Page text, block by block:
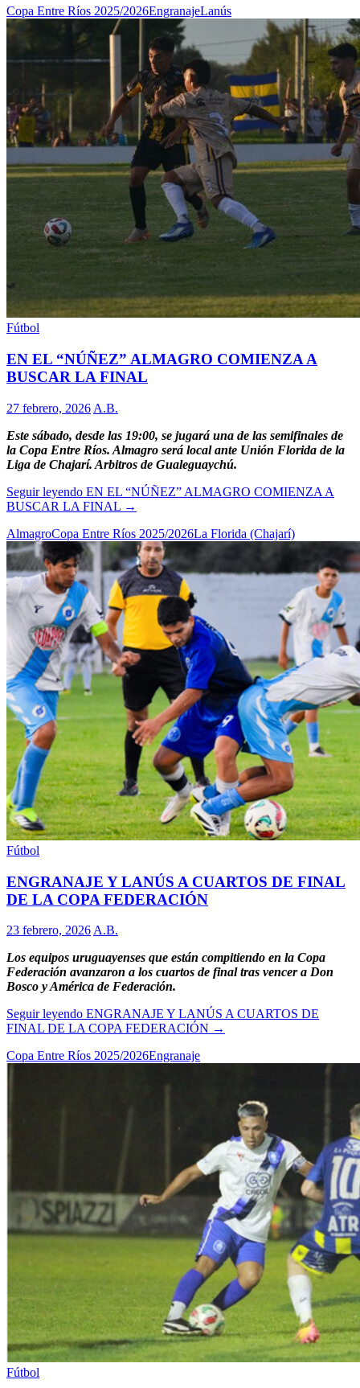
Copa Entre Ríos 2025/2026EngranajeLanús
Fútbol
EN EL “NÚÑEZ” ALMAGRO COMIENZA A
BUSCAR LA FINAL
27 febrero, 2026 A.B.
Este sábado, desde las 19:00, se jugará una de las semifinales de
la Copa Entre Ríos. Almagro será local ante Unión Florida de la
Liga de Chajarí. Arbitros de Gualeguaychú.
Seguir leyendo EN EL “NÚÑEZ” ALMAGRO COMIENZA A
BUSCAR LA FINAL →
AlmagroCopa Entre Ríos 2025/2026La Florida (Chajarí)
Fútbol
ENGRANAJE Y LANÚS A CUARTOS DE FINAL
DE LA COPA FEDERACIÓN
23 febrero, 2026 A.B.
Los equipos uruguayenses que están compitiendo en la Copa
Federación avanzaron a los cuartos de final tras vencer a Don
Bosco y América de Federación.
Seguir leyendo ENGRANAJE Y LANÚS A CUARTOS DE
FINAL DE LA COPA FEDERACIÓN →
Copa Entre Ríos 2025/2026Engranaje
Fútbol